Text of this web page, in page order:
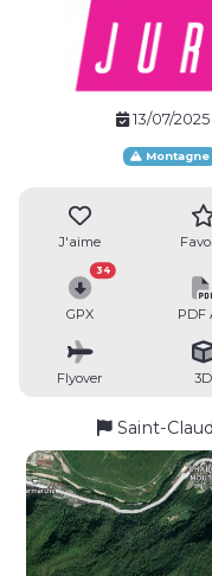
13/07/2025
Montagne
J'aime
GPX
34
PDF
Flyover 3D
Saint-